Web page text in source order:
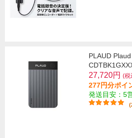
PLAUD
27,720円 (税
277円分ポイ
発送目安：5